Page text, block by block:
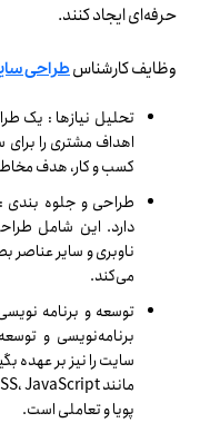
حرفه‌ای ایجاد کنند.
وظایف کارشناسطراحی
تحلیل نیازها : یک
اهداف مشتری را
کسب و کار، هدف
طراحی و جلوه‌
دارد. این شامل
ناوبری و سایر
می‌کند.
توسعه و برنامه‌
برنامه‌نویسی و
سایت را نیز بر عهده
پویا و تعاملی است.